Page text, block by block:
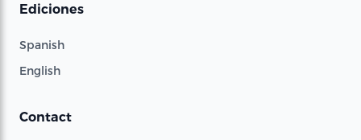
Ediciones
Spanish
English
Contact